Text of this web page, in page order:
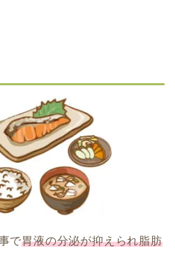
で胃液の分泌が抑えられ脂肪